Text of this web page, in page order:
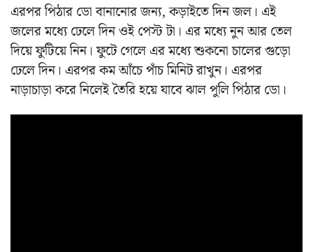
এরপর পিঠার ডো বানানোর জন্য, কড়াইতে দিন জল। এই
জলের মধ্যে ঢেলে দিন ওই পেস্ট টা। এর মধ্যে নুন আর তেল
দিয়ে ফুটিয়ে নিন। ফুটে গেলে এর মধ্যে শুকনো চালের গুড়ো
ঢেলে দিন। এরপর কম আঁচে পাঁচ মিনিট রাখুন। এরপর
নাড়াচাড়া করে নিলেই তৈরি হয়ে যাবে ঝাল পুলি পিঠার ডো।